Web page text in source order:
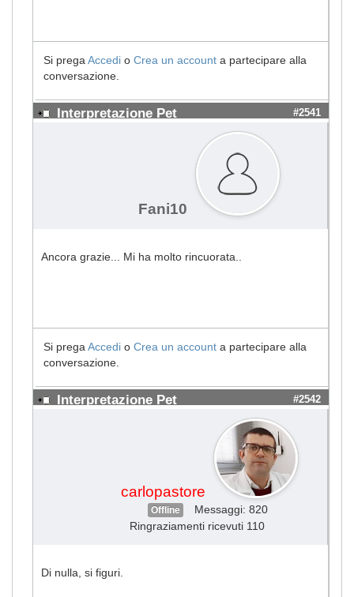
Si prega Accedi o Crea un account a partecipare alla
conversazione.
Interpretazione Pet #2541
Fani10
Ancora grazie... Mi ha molto rincuorata..
Si prega Accedi o Crea un account a partecipare alla
conversazione.
Interpretazione Pet #2542
carlopastore
Offline
Messaggi: 820
Ringraziamenti ricevuti 110
Di nulla, si figuri.